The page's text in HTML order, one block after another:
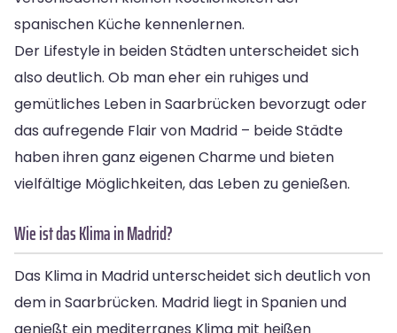
spanischen Küche kennenlernen.
Der Lifestyle in beiden Städten unterscheidet sich
also deutlich. Ob man eher ein ruhiges und
gemütliches Leben in Saarbrücken bevorzugt oder
das aufregende Flair von Madrid – beide Städte
haben ihren ganz eigenen Charme und bieten
vielfältige Möglichkeiten, das Leben zu genießen.
Wie ist das Klima in Madrid?
Das Klima in Madrid unterscheidet sich deutlich von
dem in Saarbrücken. Madrid liegt in Spanien und
genießt ein mediterranes Klima mit heißen